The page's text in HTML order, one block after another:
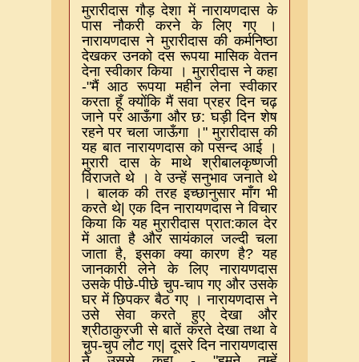
मुरारीदास गौड़ देशा में नारायणदास के
पास नौकरी करने के लिए गए ।
नारायणदास ने मुरारीदास की कर्मनिष्ठा
देखकर उनको दस रूपया मासिक वेतन
देना स्वीकार किया । मुरारीदास ने कहा
-"मैं आठ रूपया महीन लेना स्वीकार
करता हूँ क्योंकि मैं सवा प्रहर दिन चढ़
जाने पर आऊँगा और छ:घड़ी दिन शेष
रहने पर चला जाऊँगा । "मुरारीदास की
यह बात नारायणदास को पसन्द आई ।
मुरारी दास के माथे श्रीबालकृष्णजी
विराजते थे । वे उन्हें सनुभाव जनाते थे
। बालक की तरह इच्छानुसार माँग भी
करते थे|एक दिन नारायणदास ने विचार
किया कि यह मुरारीदास प्रात:काल देर
में आता है और सायंकाल जल्दी चला
जाता है,इसका क्या कारण है?यह
जानकारी लेने के लिए नारायणदास
उसके पीछे-पीछे चुप-चाप गए और उसके
घर में छिपकर बैठ गए । नारायणदास ने
उसे सेवा करते हुए देखा और
श्रीठाकुरजी से बातें करते देखा तथा वे
चुप-चुप लौट गए|दूसरे दिन नारायणदास